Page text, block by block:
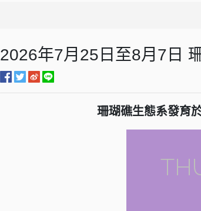
2026年7月25日至8月7日
珊瑚礁生態系發育